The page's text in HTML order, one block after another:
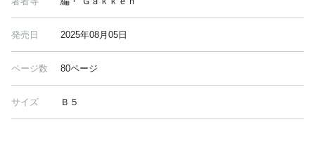
発売日 2025年08月05日
ページ数 80ページ
サイズ Ｂ５